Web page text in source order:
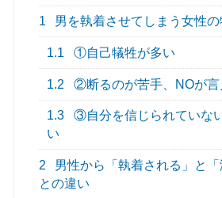
1 男を執着させてしまう女性
1.1 ①自己犠牲が多い
1.2 ②断るのが苦手、NOが言
1.3
③自分を信じられていな
い
2
男性から「執着される」と「
との違い